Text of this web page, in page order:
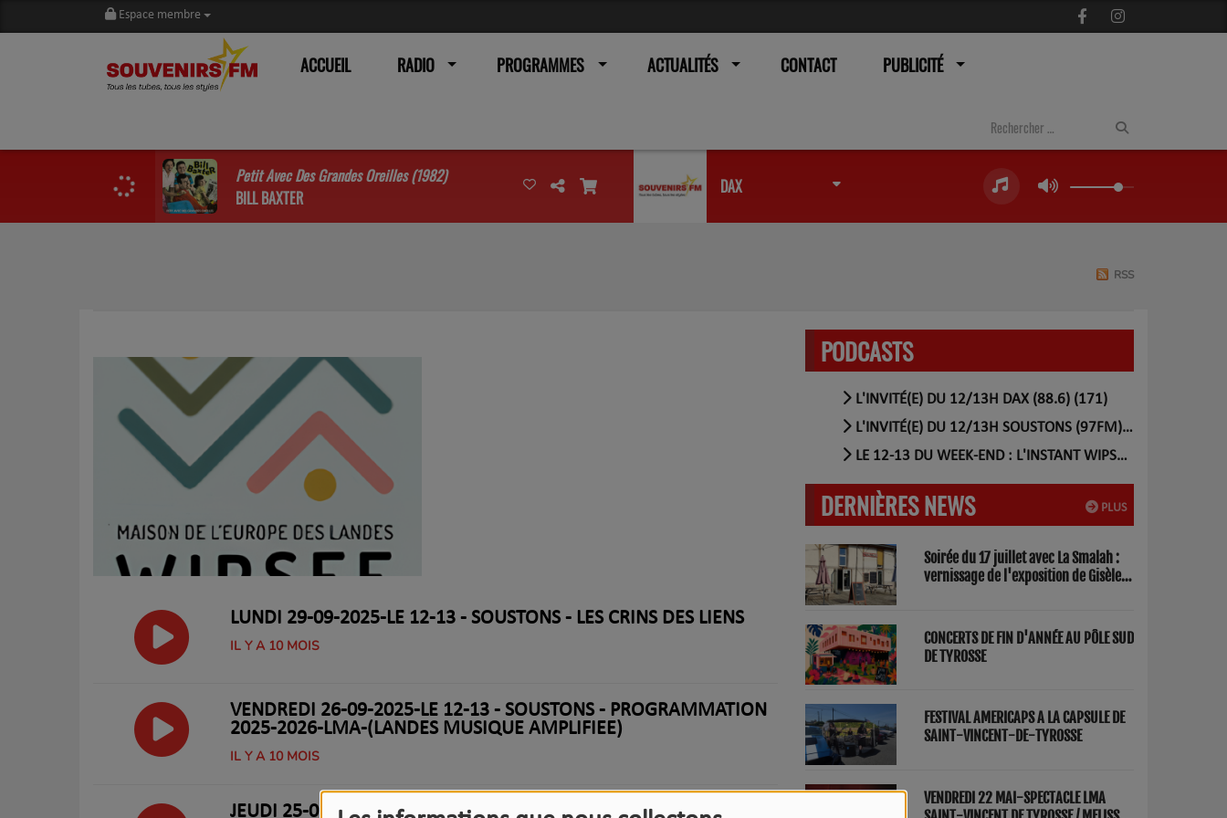
Espace membre
ACCUEIL RADIO PROGRAMMES ACTUALITÉS CONTACT PUBLICITÉ
Petit Avec Des Grandes Oreilles (1982)
BILL BAXTER
DAX
RSS
LUNDI 29-09-2025-LE 12-13 - SOUSTONS - LES CRINS DES LIENS
IL Y A 10 MOIS
VENDREDI 26-09-2025-LE 12-13 - SOUSTONS - PROGRAMMATION
2025-2026-LMA-(LANDES MUSIQUE AMPLIFIEE)
IL Y A 10 MOIS
JEUDI 25-09-2025-LE 12-13 - SOUSTONS - HUMAIN-AUTEUR
PODCASTS
L'INVITÉ(E) DU 12/13H DAX (88.6) (171)
L'INVITÉ(E) DU 12/13H SOUSTONS (97FM) (56)
LE 12-13 DU WEEK-END : L'INSTANT WIPSEE (17)
PLUS
DERNIÈRES NEWS
Soirée du 17 juillet avec La Smalah :
vernissage de l'exposition de Gisèle
CONCERTS DE FIN D'ANNÉE AU PÔLE SUD
DE TYROSSE
FESTIVAL AMERICAPS A LA CAPSULE DE
SAINT-VINCENT-DE-TYROSSE
VENDREDI 22 MAI-SPECTACLE LMA